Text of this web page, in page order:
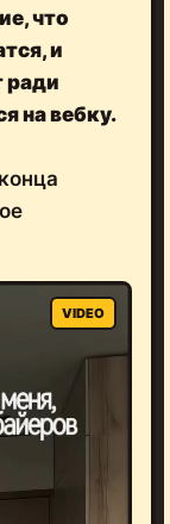
что
и
ради
на вебку.